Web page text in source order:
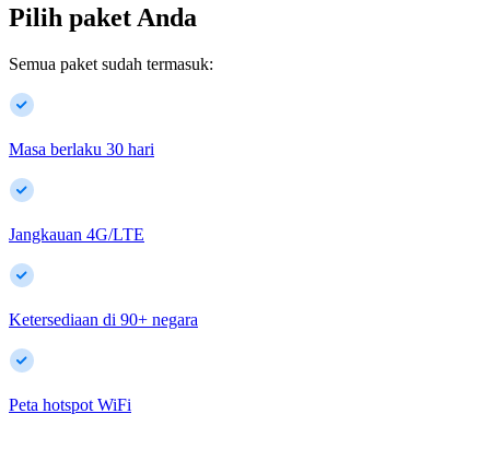
Pilih paket Anda
Semua paket sudah termasuk:
Masa berlaku 30 hari
Jangkauan 4G/LTE
Ketersediaan di 90+ negara
Peta hotspot WiFi